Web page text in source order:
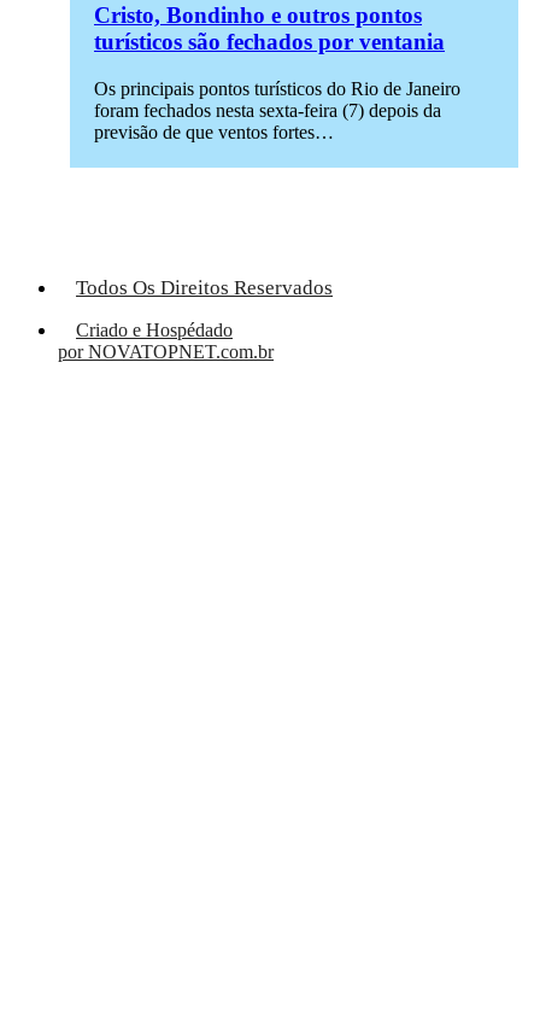
Cristo, Bondinho e outros pontos
turísticos são fechados por ventania
Os principais pontos turísticos do Rio de Janeiro
foram fechados nesta sexta-feira (7) depois da
previsão de que ventos fortes…
Todos Os Direitos Reservados
Criado e Hospédado
por NOVATOPNET.com.br